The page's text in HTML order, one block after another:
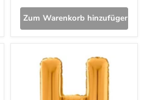
Zum Warenkorb hinzufügen
Riesenbuchstabe
Folienballon
26"/66cm